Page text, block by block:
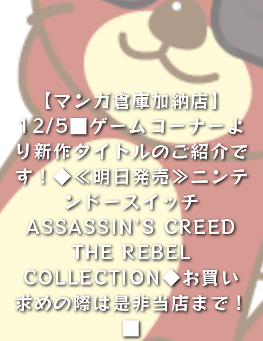
【マンガ倉庫加納店】
12/5■ゲームコーナーよ
り新作タイトルのご紹介で
す！◆≪明日発売≫ニンテ
ンドースイッチ
ASSASSIN’S CREED
THE REBEL
COLLECTION◆お買い
求めの際は是非当店まで！
■